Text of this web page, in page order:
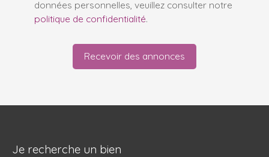
données personnelles, veuillez consulter notre
politique de confidentialité.
Recevoir des annonces
Je recherche un bien